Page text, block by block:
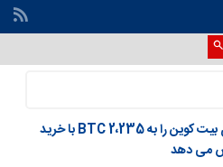
Metaplanet خزانه داری بیت کوین را به 2،235 BTC با خرید